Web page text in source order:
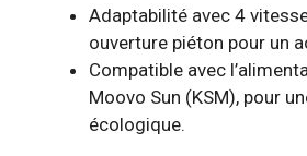
Adaptabilité avec 4
ouverture piéton pour un
Compatible avec
Moovo Sun (KSM), pour
écologique.